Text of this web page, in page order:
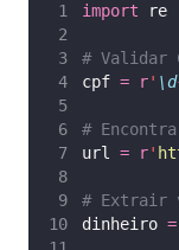
import re
# Validar
cpf = r' \d
#
url = r'
# Extrair
dinheiro =